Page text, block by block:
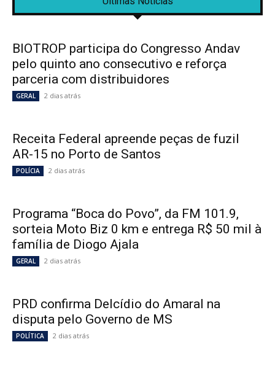
BIOTROP participa do Congresso Andav
pelo quinto ano consecutivo e reforça
parceria com distribuidores
GERAL 2 dias atrás
Receita Federal apreende peças de fuzil
AR-15 no Porto de Santos
POLÍCIA 2 dias atrás
Programa “Boca do Povo”, da FM 101.9,
sorteia Moto Biz 0 km e entrega R$ 50 mil à
família de Diogo Ajala
GERAL 2 dias atrás
PRD confirma Delcídio do Amaral na
disputa pelo Governo de MS
POLÍTICA 2 dias atrás